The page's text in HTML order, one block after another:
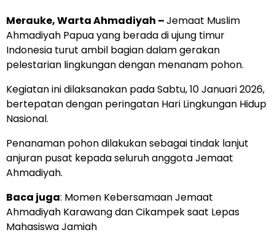
Merauke, Warta Ahmadiyah –Jemaat Muslim
Ahmadiyah Papua yang berada di ujung timur
Indonesia turut ambil bagian dalam gerakan
pelestarian lingkungan dengan menanam pohon.
Kegiatan ini dilaksanakan pada Sabtu, 10 Januari 2026,
bertepatan dengan peringatan Hari Lingkungan Hidup
Nasional.
Penanaman pohon dilakukan sebagai tindak lanjut
anjuran pusat kepada seluruh anggota Jemaat
Ahmadiyah.
Baca juga: Momen Kebersamaan Jemaat
Ahmadiyah Karawang dan Cikampek saat Lepas
Mahasiswa Jamiah